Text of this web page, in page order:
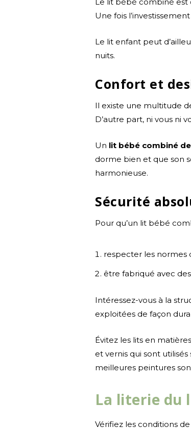
Une fois
Le lit enfant peut
nuits.
Confort et
Il existe une multitude
D’autre part, ni vous ni
Un lit bébé combiné
dorme bien et que son
harmonieuse.
Sécurité
Pour qu’un lit bébé
respecter les normes
être fabriqué avec
Intéressez-vous à la
exploitées de façon
Évitez les lits en
et vernis qui sont
meilleures peintures
La literie du
Vérifiez les conditions